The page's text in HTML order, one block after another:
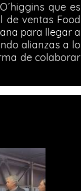
que es
de ventas Food
para llegar a
alianzas a lo
de colaborar